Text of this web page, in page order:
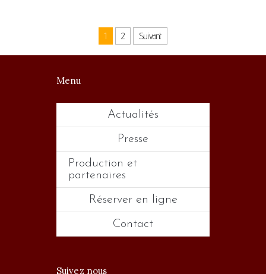
1 2 Suivant
Menu
Actualités
Presse
Production et
partenaires
Réserver en ligne
Contact
Suivez nous